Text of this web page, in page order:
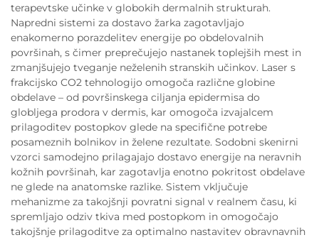
terapevtske učinke v globokih dermalnih strukturah.
Napredni sistemi za dostavo žarka zagotavljajo
enakomerno porazdelitev energije po obdelovalnih
površinah, s čimer preprečujejo nastanek toplejših mest in
zmanjšujejo tveganje neželenih stranskih učinkov. Laser s
frakcijsko CO2 tehnologijo omogoča različne globine
obdelave – od površinskega ciljanja epidermisa do
globljega prodora v dermis, kar omogoča izvajalcem
prilagoditev postopkov glede na specifične potrebe
posameznih bolnikov in želene rezultate. Sodobni skenirni
vzorci samodejno prilagajajo dostavo energije na neravnih
kožnih površinah, kar zagotavlja enotno pokritost obdelave
ne glede na anatomske razlike. Sistem vključuje
mehanizme za takojšnji povratni signal v realnem času, ki
spremljajo odziv tkiva med postopkom in omogočajo
takojšnje prilagoditve za optimalno nastavitev obravnavnih